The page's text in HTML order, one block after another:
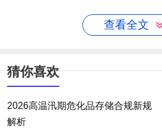
第八条 建筑起重机械有本
（一）、（二）、（三）项
废，并向原备案机关办理注销
第九条 出租单位、自购
用单位，应当建立建筑起重
查看全文
猜你喜欢
2026高温汛期危化品存储合规新规
解析